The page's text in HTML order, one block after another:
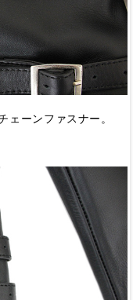
ェーンファスナー。